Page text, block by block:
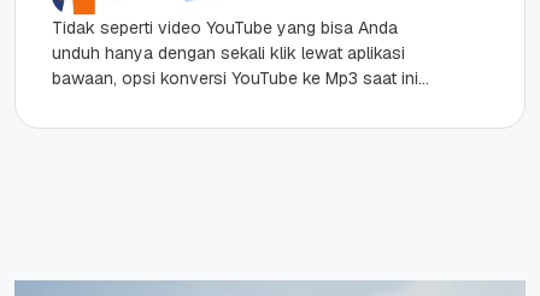
Tidak seperti video YouTube yang bisa Anda
unduh hanya dengan sekali klik lewat aplikasi
bawaan, opsi konversi YouTube ke Mp3 saat ini